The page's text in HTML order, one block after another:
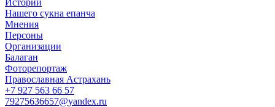
Истории
Нашего сукна епанча
Мнения
Персоны
Организации
Балаган
Фоторепортаж
Православная Астрахань
+7 927 563 66 57
79275636657@yandex.ru